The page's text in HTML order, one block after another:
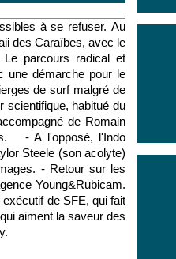
à se refuser. Au
des Caraïbes, avec le
parcours radical et
une démarche pour le
de surf malgré de
scientifique, habitué du
de Romain
- A l'opposé, l'Indo
Steele (son acolyte)
- Retour sur les
Young&Rubicam.
de SFE, qui fait
aiment la saveur des